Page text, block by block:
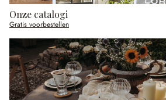
Onze catalogi
Gratis voorbestellen